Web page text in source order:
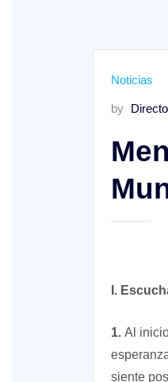
Noticias
by
I.
1. Al
siente